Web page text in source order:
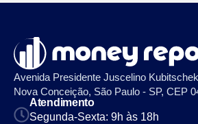
Avenida Presidente Juscelino
Nova Conceição, São Paulo - SP, CEP
Atendimento
Segunda-Sexta: 9h às 18h